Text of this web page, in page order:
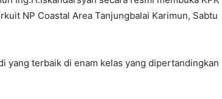
NP Coastal Area Tanjungbalai Karimun, Sabtu
yang terbaik di enam kelas yang dipertandingkan